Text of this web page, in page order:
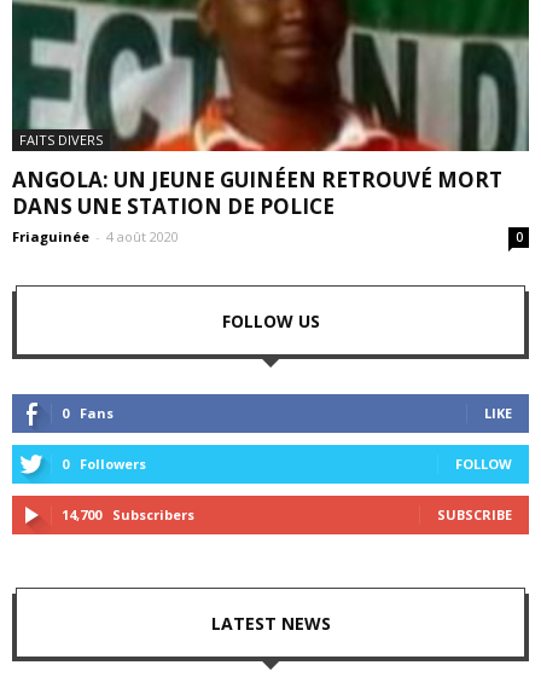
FAITS DIVERS
ANGOLA: UN JEUNE GUINÉEN RETROUVÉ MORT
DANS UNE STATION DE POLICE
Friaguinée - 4 août 2020 0
FOLLOW US
0 Fans LIKE
0 Followers FOLLOW
14,700 Subscribers SUBSCRIBE
LATEST NEWS